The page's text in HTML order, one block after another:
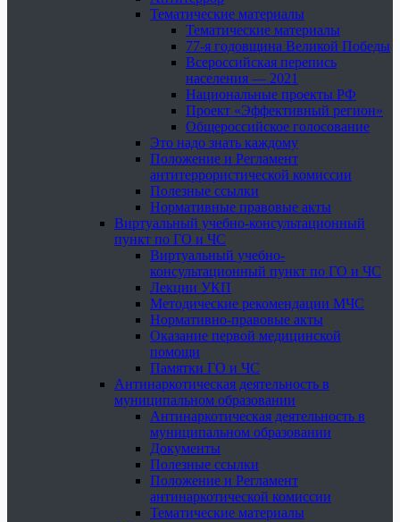
Тематические материалы
Тематические материалы
77-я годовщина Великой Победы
Всероссийская перепись
населения — 2021
Национальные проекты РФ
Проект «Эффективный регион»
Общероссийское голосование
Это надо знать каждому
Положение и Регламент
антитеррористической комиссии
Полезные ссылки
Нормативные правовые акты
Виртуальный учебно-консультационный
пункт по ГО и ЧС
Виртуальный учебно-
консультационный пункт по ГО и ЧС
Лекции УКП
Методические рекомендации МЧС
Нормативно-правовые акты
Оказание первой медицинской
помощи
Памятки ГО и ЧС
Антинаркотическая деятельность в
муниципальном образовании
Антинаркотическая деятельность в
муниципальном образовании
Документы
Полезные ссылки
Положение и Регламент
антинаркотической комиссии
Тематические материалы